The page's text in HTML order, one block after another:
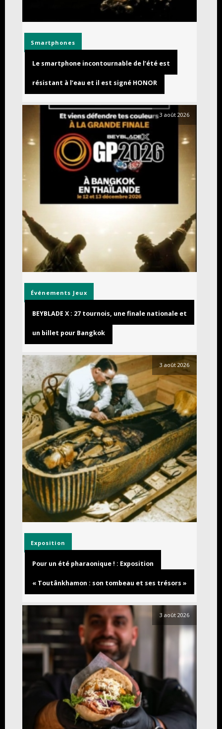
Smartphones
Le smartphone incontournable de l’été est
résistant à l’eau et il est signé HONOR
3 août 2026
Événements Jeux
BEYBLADE X : 27 tournois, une finale nationale et
un billet pour Bangkok
3 août 2026
Exposition
Pour un été pharaonique ! : Exposition
« Toutânkhamon : son tombeau et ses trésors »
3 août 2026